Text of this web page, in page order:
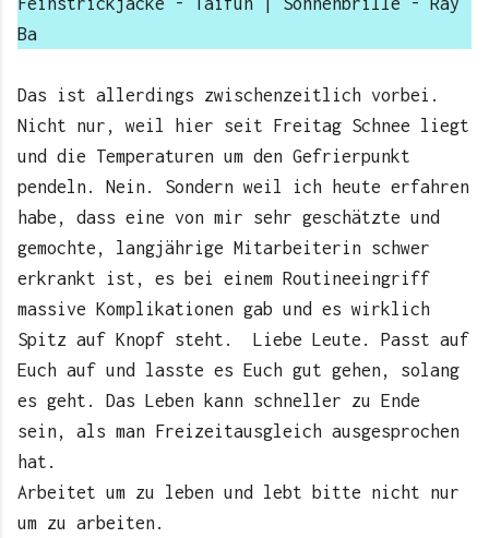
Ba
Das ist allerdings zwischenzeitlich vorbei.
Nicht nur, weil hier seit Freitag Schnee liegt
und die Temperaturen um den Gefrierpunkt
pendeln. Nein. Sondern weil ich heute erfahren
habe, dass eine von mir sehr geschätzte und
gemochte, langjährige Mitarbeiterin schwer
erkrankt ist, es bei einem Routineeingriff
massive Komplikationen gab und es wirklich
Spitz auf Knopf steht. Liebe Leute. Passt auf
Euch auf und lasste es Euch gut gehen, solang
es geht. Das Leben kann schneller zu Ende
sein, als man Freizeitausgleich ausgesprochen
hat.
Arbeitet um zu leben und lebt bitte nicht nur
um zu arbeiten.